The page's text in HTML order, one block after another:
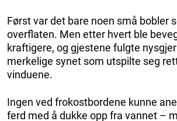
Først var det bare noen små bobler
overflaten. Men etter hvert ble
kraftigere, og gjestene fulgte
merkelige synet som utspilte seg
vinduene.
Ingen ved frokostbordene kunne
ferd med å dukke opp fra vannet –